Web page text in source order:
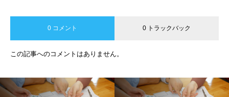
0 コメント 0 トラックバック
この記事へのコメントはありません。